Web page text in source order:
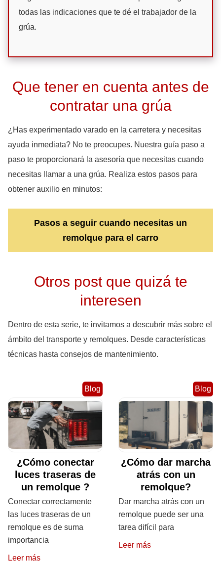
todas las indicaciones que te dé el trabajador de la
grúa.
Que tener en cuenta antes de
contratar una grúa
¿Has experimentado varado en la carretera y necesitas
ayuda inmediata? No te preocupes. Nuestra guía paso a
paso te proporcionará la asesoría que necesitas cuando
necesitas llamar a una grúa. Realiza estos pasos para
obtener auxilio en minutos:
Pasos a seguir cuando necesitas un
remolque para el carro
Otros post que quizá te
interesen
Dentro de esta serie, te invitamos a descubrir más sobre el
ámbito del transporte y remolques. Desde características
técnicas hasta consejos de mantenimiento.
Blog
¿Cómo conectar
luces traseras de
un remolque ?
Conectar correctamente
las luces traseras de un
remolque es de suma
importancia
Leer más
Blog
¿Cómo dar marcha
atrás con un
remolque?
Dar marcha atrás con un
remolque puede ser una
tarea difícil para
Leer más